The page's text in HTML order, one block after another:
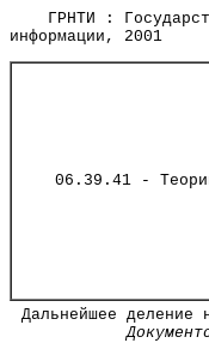
ГРНТИ :
информации, 2001
06.39.41 - Теории
Дальнейшее деление